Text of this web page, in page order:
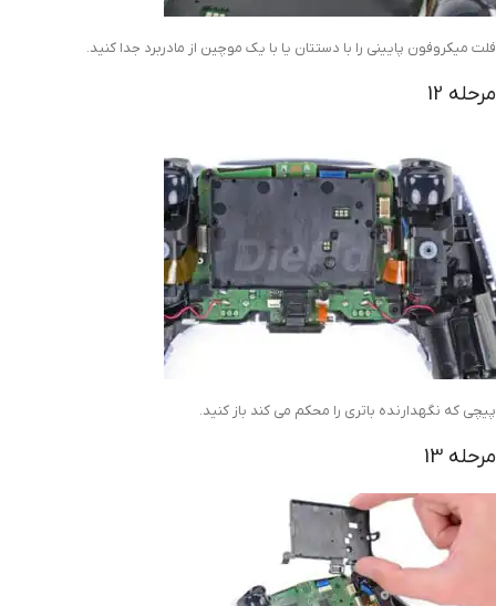
فلت میکروفون پایینی را با دستتان یا با یک موچین از مادربرد جدا کنید.
مرحله 12
پیچی که نگهدارنده باتری را محکم می کند باز کنید.
مرحله 13